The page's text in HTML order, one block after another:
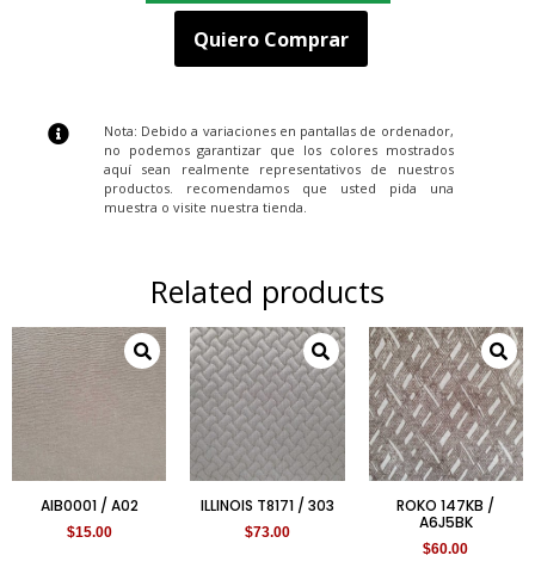
Quiero Comprar
Nota: Debido a variaciones en pantallas de ordenador,
no podemos garantizar que los colores mostrados
aquí sean realmente representativos de nuestros
productos. recomendamos que usted pida una
muestra o visite nuestra tienda.
Related products
AIB0001 / A02
$15.00
ILLINOIS T8171 / 303
$73.00
ROKO 147KB /
A6J5BK
$60.00